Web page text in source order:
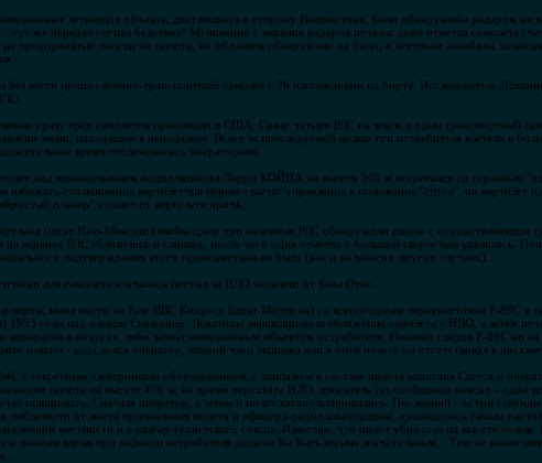
летающих объекта, двигавшиеся в сторону Вашингтона, были обнаружены радаром на
тут же передал сигнал бедствия! Мгновенно с экранов радаров исчезла даже отметка самолета
на предпринятые поиски ни пилота, ни обломков обнаружено не было, а летчикам авиабазы,
вести пропал военно-транспортный самолет с 26 пассажирами на борту. Исследователь
сразу трех самолетов произошло в США. Сразу четыре РЛС на земле и один транспортный
звено, находящееся неподалеку. Вслед за преследуемой целью три истребителя влетели в
время отслеживалась операторами...
под командованием подполковника Ларри КОЙНА на высоте 500 м встретился со странным
избежать столкновения вертолетчик перевел рычаг управления в положение "спуск", но вертолет
планер" отошел от вертолета прочь...
(штат Нью-Мексико) якобы сразу три наземные РЛС обнаружили рядом с осуществляющим
экранах РЛС сблизились и слились, после чего одна отметка с большой скоростью удалилась.
подтверждения этого происшествия не было (как и во многих других случаях)...
для самолета кончилась погоня за НЛО недалеко от базы Отис...
имел место на базе ВВС Кинросс (штат Мичиган) со всепогодным перехватчиком F-89С и
года над озером Сюпериор. Локаторы зафиксировали сближение самолета с НЛО, а затем
аппаратов в воздухе, либо захват непознанным объектом истребителя. Никаких следов F-89С ни
неясно - куда делся оператор, второй член экипажа или в этом полете он отсутствовал в
с секретным электронным оборудованием, с экипажем в составе пилота капитана Саггса и
пилота на высоте 450 м, во время перехвата НЛО, двигатель (из сообщения неясно - один
пикировать. Сначала оператор, а затем и пилот катапультировались. Последний - за три
поблизости от места приземления пилота и офицера-радиолокаторщика, проводились самым
местности и в разгар туристского сезона. Известно, что пилот убрал газ на высоте
данным взрыв при падении истребителя должен бы быть весьма значительным... Тем не менее